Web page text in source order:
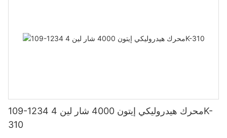
109-1234 محرك هيدروليكي إيتون 4000 شار لين 4K-
310